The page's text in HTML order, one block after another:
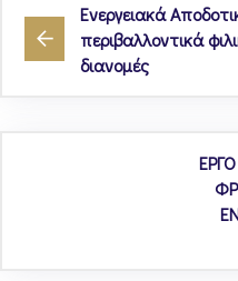
Ενεργειακά
περιβαλλοντικά
διανομές